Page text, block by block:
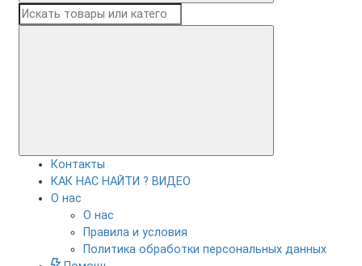
Контакты
КАК НАС НАЙТИ ? ВИДЕО
О нас
О нас
Правила и условия
Политика обработки персональных данных